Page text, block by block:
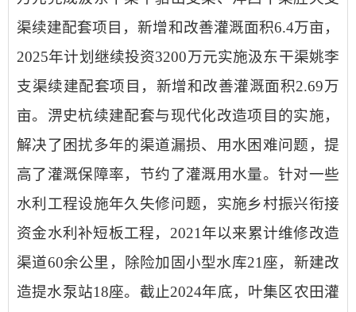
渠续建配套项目，新增和改善灌溉面积6.4万亩，
2025年计划继续投资3200万元实施汲东干渠姚李
支渠续建配套项目，新增和改善灌溉面积2.69万
亩。淠史杭续建配套与现代化改造项目的实施，
解决了困扰多年的渠道漏损、用水困难问题，提
高了灌溉保障率，节约了灌溉用水量。针对一些
水利工程设施年久失修问题，实施乡村振兴衔接
资金水利补短板工程， 2021 年以来累计维修改造
渠道60余公里， 除险加固小型水库21 座，新建改
造提水泵站18座。截止2024年底，叶集区农田灌